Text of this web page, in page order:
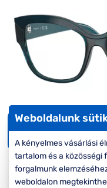
-20%
Weboldalunk
A kényelmes vásárlási
tartalom és a közösségi
forgalmunk
weboldalon